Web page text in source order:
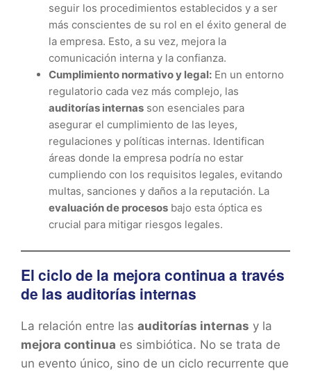
seguir los procedimientos establecidos y a ser
más conscientes de su rol en el éxito general de
la empresa. Esto, a su vez, mejora la
comunicación interna y la confianza.
Cumplimiento normativo y legal: En un entorno
regulatorio cada vez más complejo, las
auditorías internas son esenciales para
asegurar el cumplimiento de las leyes,
regulaciones y políticas internas. Identifican
áreas donde la empresa podría no estar
cumpliendo con los requisitos legales, evitando
multas, sanciones y daños a la reputación. La
evaluación de procesos bajo esta óptica es
crucial para mitigar riesgos legales.
El ciclo de la mejora continua a través
de las auditorías internas
La relación entre las auditorías internas y la
mejora continua es simbiótica. No se trata de
un evento único, sino de un ciclo recurrente que